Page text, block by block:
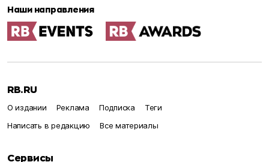
Наши направления
RB.RU
О издании Реклама Подписка
Теги
Написать в редакцию
Все материалы
Сервисы